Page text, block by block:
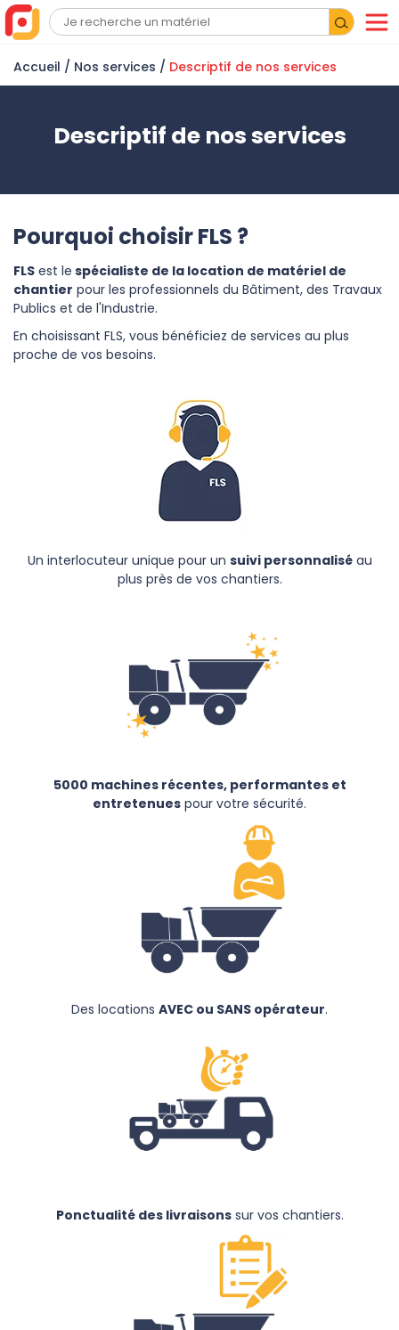
Accueil / Nos services / Descriptif de nos services
Descriptif de nos services
Pourquoi choisir FLS ?
FLS est le spécialiste de la location de matériel de
chantier pour les professionnels du Bâtiment, des Travaux
Publics et de l'Industrie.
En choisissant FLS, vous bénéficiez de services au plus
proche de vos besoins.
Un interlocuteur unique pour un suivi personnaliséau
plus près de vos chantiers.
5000 machines récentes, performantes et
entretenues pour votre sécurité.
Des locations AVEC ou SANS opérateur.
Ponctualité des livraisonssur vos chantiers.